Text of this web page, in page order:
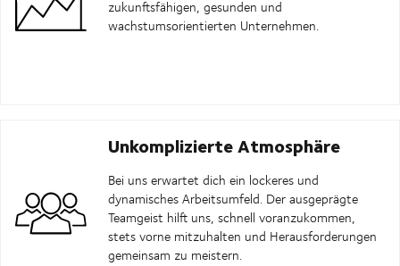
zukunftsfähigen, gesunden und
wachstumsorientierten Unternehmen.
Unkomplizierte Atmosphäre
Bei uns erwartet dich ein lockeres und
dynamisches Arbeitsumfeld. Der ausgeprägte
Teamgeist hilft uns, schnell voranzukommen,
stets vorne mitzuhalten und Herausforderungen
gemeinsam zu meistern.